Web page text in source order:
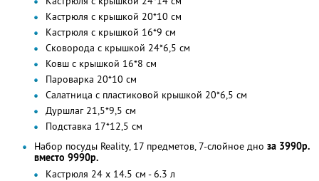
Кастрюля с крышкой 20*10 см
Кастрюля с крышкой 16*9 см
Сковорода с крышкой 24*6,5 см
Ковш с крышкой 16*8 см
Пароварка 20*10 см
Салатница с пластиковой крышкой 20*6,5 см
Дуршлаг 21,5*9,5 см
Подставка 17*12,5 см
Набор посуды Reality, 17 предметов, 7-слойное дно за 3990р.
вместо 9990р.
Кастрюля 24 x 14.5 см - 6.3 л